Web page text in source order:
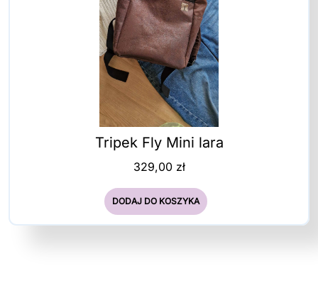
Tripek Fly Mini lara
329,00 zł
DODAJ DO KOSZYKA